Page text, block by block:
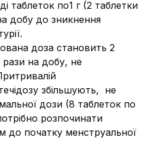
таблеток по1 г (2 таблетки
добу до зникнення
доза становить 2
рази на добу, не
збільшують, не
дози (8 таблеток по
розпочинати
до початку менструальної